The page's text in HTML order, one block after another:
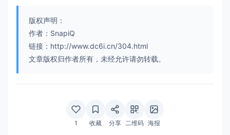
版权声明：
作者：SnapiQ
链接：http://www.dc6i.cn/304.html
文章版权归作者所有，未经允许请勿转载。
1 收藏 分享 二维码 海报